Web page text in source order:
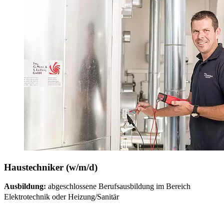
Haustechniker (w/m/d)
Ausbildung: abgeschlossene Berufs­ausbildung im Bereich
Elektrotechnik oder Heizung/Sanitär